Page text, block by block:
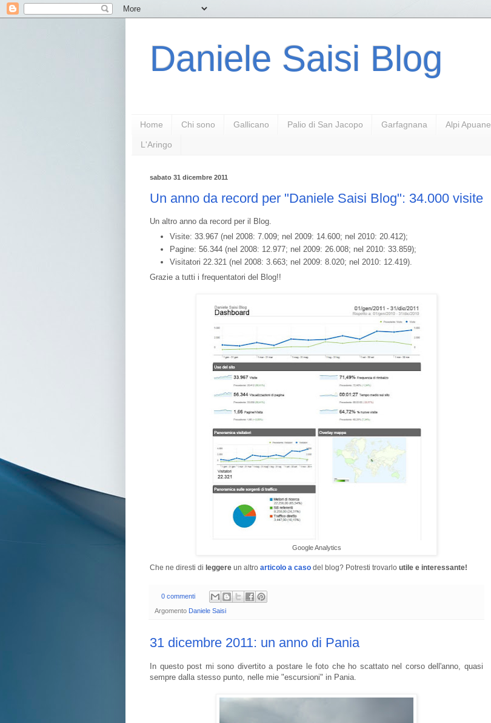
Daniele Saisi Blog
Home Chi sono Gallicano Palio di San Jacopo Garfagnana Alpi Apuane
L'Aringo
sabato 31 dicembre 2011
Un anno da record per "Daniele Saisi Blog": 34.000 visite
Un altro anno da record per il Blog.
Visite: 33.967 (nel 2008: 7.009; nel 2009: 14.600; nel 2010: 20.412);
Pagine: 56.344 (nel 2008: 12.977; nel 2009: 26.008; nel 2010: 33.859);
Visitatori 22.321 (nel 2008: 3.663; nel 2009: 8.020; nel 2010: 12.419).
Grazie a tutti i frequentatori del Blog!!
Google Analytics
Che ne diresti di leggere un altro articolo a caso del blog? Potresti trovarlo utile e interessante!
0 commenti
Argomento Daniele Saisi
31 dicembre 2011: un anno di Pania
In questo post mi sono divertito a postare le foto che ho scattato nel corso dell'anno, quasi
sempre dalla stesso punto, nelle mie "escursioni" in Pania.